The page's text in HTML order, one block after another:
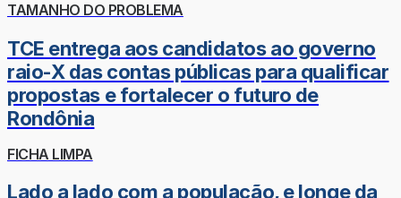
TAMANHO DO PROBLEMA
TCE entrega aos candidatos ao governo
raio-X das contas públicas para qualificar
propostas e fortalecer o futuro de
Rondônia
FICHA LIMPA
Lado a lado com a população, e longe da